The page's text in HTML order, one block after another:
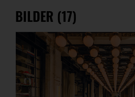
BILDER (17)